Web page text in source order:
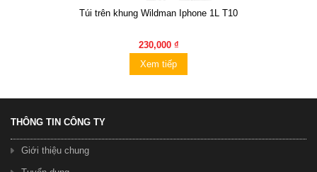
Túi trên khung Wildman Iphone 1L T10
230,000 ₫
Xem tiếp
THÔNG TIN CÔNG TY
Giới thiệu chung